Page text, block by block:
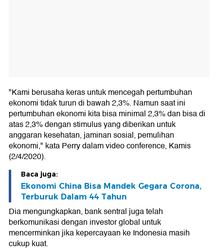
"Kami berusaha keras untuk mencegah pertumbuhan
ekonomi tidak turun di bawah 2,3%. Namun saat ini
pertumbuhan ekonomi kita bisa minimal 2,3% dan bisa di
atas 2,3% dengan stimulus yang diberikan untuk
anggaran kesehatan, jaminan sosial, pemulihan
ekonomi," kata Perry dalam video conference, Kamis
(2/4/2020).
Baca juga:
Ekonomi China Bisa Mandek Gegara Corona,
Terburuk Dalam 44 Tahun
Dia mengungkapkan, bank sentral juga telah
berkomunikasi dengan investor global untuk
mencerminkan jika kepercayaan ke Indonesia masih
cukup kuat.